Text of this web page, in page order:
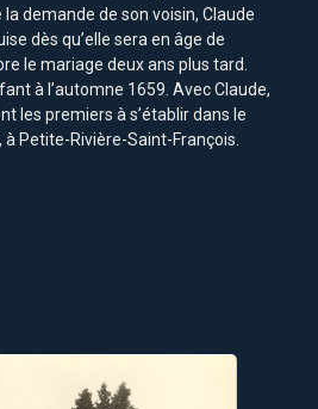
demande de son voisin, Claude
dès qu’elle sera en âge de
le mariage deux ans plus tard.
à l’automne 1659. Avec Claude,
les premiers à s’établir dans le
à Petite-Rivière-Saint-François.